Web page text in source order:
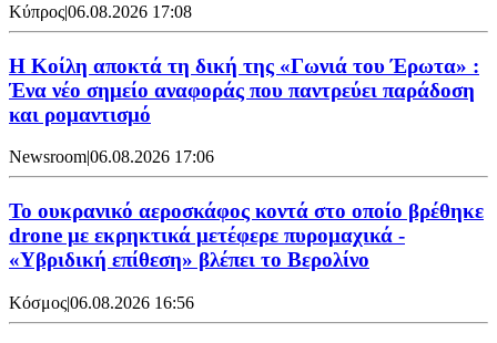
Κύπρος|06.08.2026 17:08
Η Κοίλη αποκτά τη δική της «Γωνιά του Έρωτα» :
Ένα νέο σημείο αναφοράς που παντρεύει παράδοση
και ρομαντισμό
Newsroom|06.08.2026 17:06
Το ουκρανικό αεροσκάφος κοντά στο οποίο βρέθηκε
drone με εκρηκτικά μετέφερε πυρομαχικά -
«Υβριδική επίθεση» βλέπει το Βερολίνο
Κόσμος|06.08.2026 16:56